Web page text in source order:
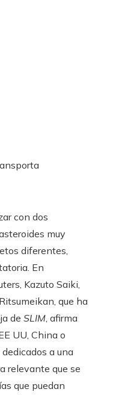
con dos
muy
diferentes,
En
Kazuto Saiki,
que ha
de SLIM , afirma
UU, China o
a una
relevante que se
que puedan